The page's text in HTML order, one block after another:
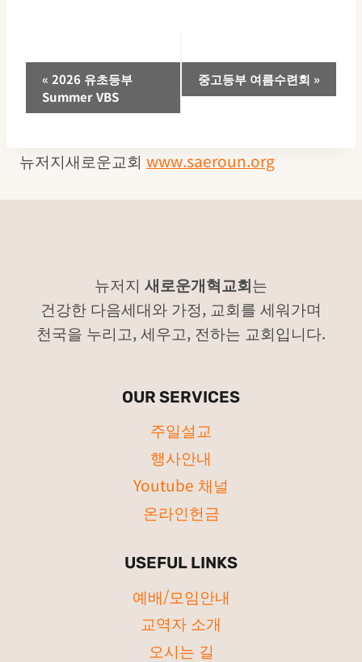
이
벤
션
« 2026 유초등부
Summer VBS
중고등부 여름수련회 »
뉴저지새로운교회 www.saeroun.org
뉴저지 새로운개혁교회는
건강한 다음세대와 가정, 교회를 세워가며
천국을 누리고, 세우고, 전하는 교회입니다.
OUR SERVICES
주일설교
행사안내
Youtube 채널
온라인헌금
USEFUL LINKS
예배/모임안내
교역자 소개
오시는 길